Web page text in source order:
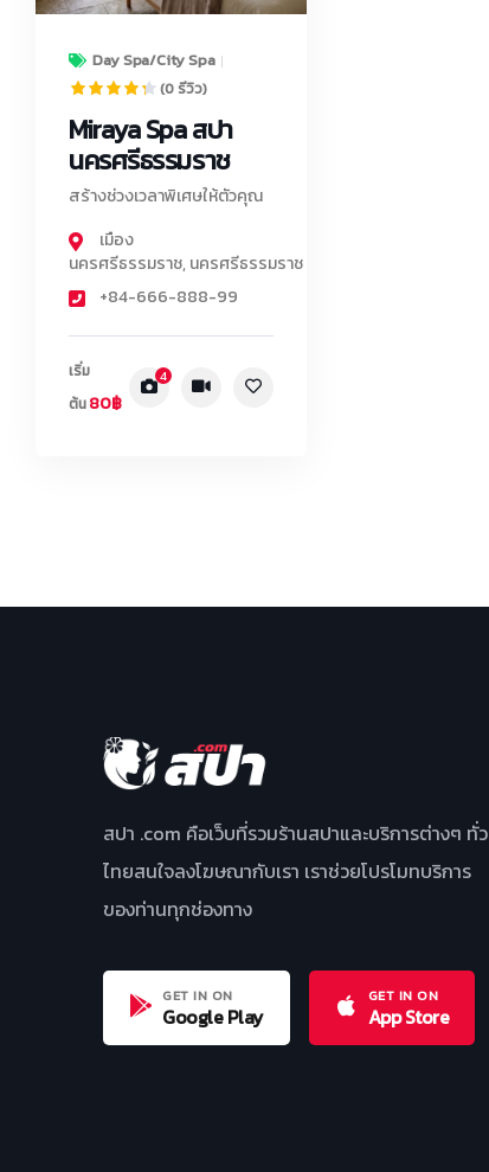
Day Spa/City Spa
(0 รีวิว)
Miraya Spa สปา
นครศรีธรรมราช
สร้างช่วงเวลาพิเศษให้ตัวคุณ
เมือง
นครศรีธรรมราช,นครศรีธรรมราช
+84-666-888-99
เริ่ม
ต้น80฿
4
สปา .com คือเว็บที่รวมร้านสปาและบริการต่างๆ ทั่ว
ไทยสนใจลงโฆษณากับเรา เราช่วยโปรโมทบริการ
ของท่านทุกช่องทาง
GET IN ON
Google Play
GET IN ON
App Store